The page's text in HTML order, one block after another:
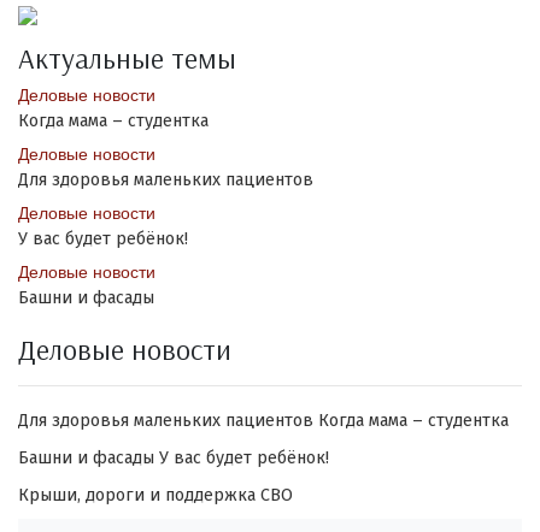
Актуальные темы
Деловые новости
Когда мама – студентка
Деловые новости
Для здоровья маленьких пациентов
Деловые новости
У вас будет ребёнок!
Деловые новости
Башни и фасады
Деловые новости
Для здоровья маленьких пациентов Когда мама – студентка
Башни и фасады У вас будет ребёнок!
Крыши, дороги и поддержка СВО